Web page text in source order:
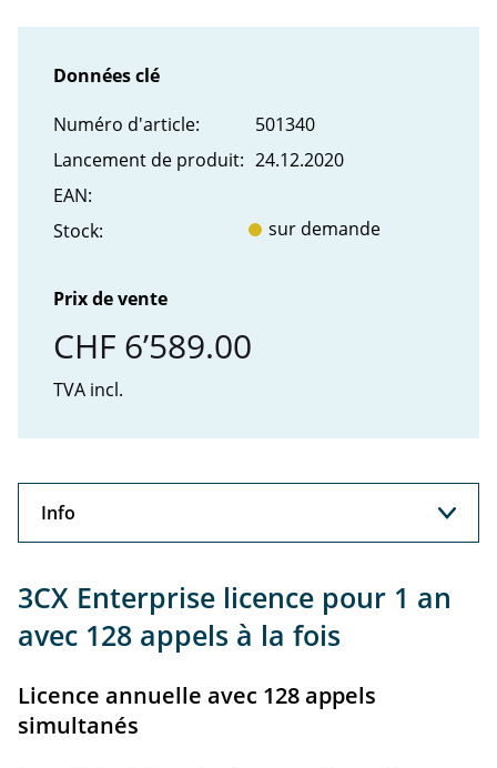
Données clé
Numéro d'article:
501340
Lancement de produit: 24.12.2020
EAN:
Stock:
sur demande
Prix de vente
CHF 6’589.00
TVA incl.
Info
3CX Enterprise licence pour 1 an
avec 128 appels à la fois
Licence annuelle avec 128 appels
simultanés